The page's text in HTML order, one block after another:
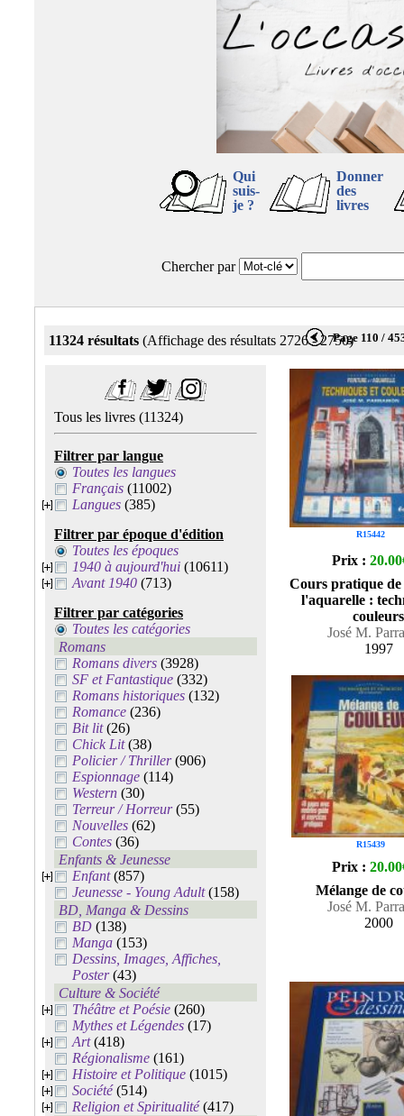
Qui
suis-
je ?
Donner
des
livres
Chercher par
11324 résultats (Affichage des résultats 2726 - 2750)Page 110 /
Tous les livres (11324)
Filtrer par langue
Toutes les langues
Français (11002)
Langues (385)
Filtrer par époque d'édition
Toutes les époques
1940 à aujourd'hui (10611)
Avant 1940 (713)
Filtrer par catégories
Toutes les catégories
Romans
Romans divers (3928)
SF et Fantastique (332)
Romans historiques (132)
Romance (236)
Bit lit(26)
Chick Lit(38)
Policier / Thriller(906)
Espionnage (114)
Western (30)
Terreur / Horreur(55)
Nouvelles (62)
Contes (36)
Enfants & Jeunesse
Enfant(857)
Jeunesse - Young Adult(158)
BD, Manga & Dessins
BD (138)
Manga (153)
Dessins, Images, Affiches,
Poster(43)
Culture & Société
Théâtre et Poésie (260)
Mythes et Légendes (17)
Art(418)
Régionalisme (161)
Histoire et Politique (1015)
Société(514)
Religion et Spiritualité(417)
R15442
Prix :
Cours pratique
l'aquarelle :
couleurs
José M.
1997
R15439
Prix :
Mélange de
José M.
2000